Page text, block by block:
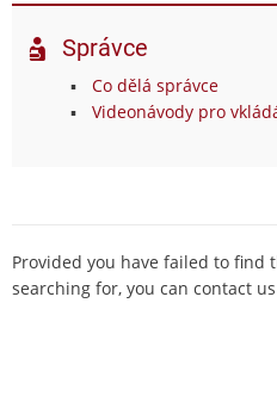
Správce
Co dělá správce
Videonávody pro
Provided you have failed to find
searching for, you can contact